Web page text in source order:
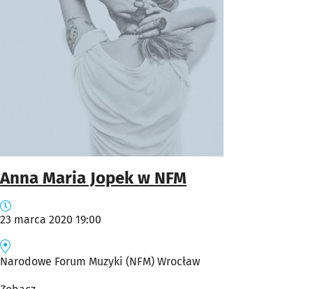
Anna Maria Jopek w NFM
23 marca 2020 19:00
Narodowe Forum Muzyki (NFM) Wrocław